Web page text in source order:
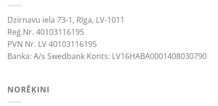
Dzirnavu iela 73-1, Rīga, LV-1011
Reģ.Nr. 40103116195
PVN Nr. LV 40103116195
Banka: A/s Swedbank Konts: LV16HABA0001408030790
NORĒĶINI